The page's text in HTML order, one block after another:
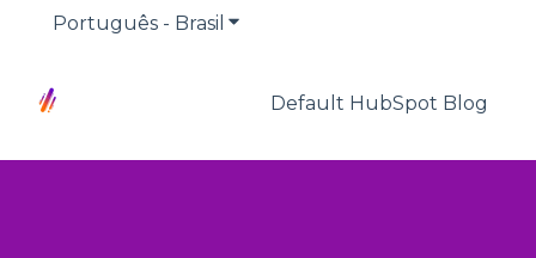
Português - Brasil Mostrar submenu para
Default HubSpot Blog